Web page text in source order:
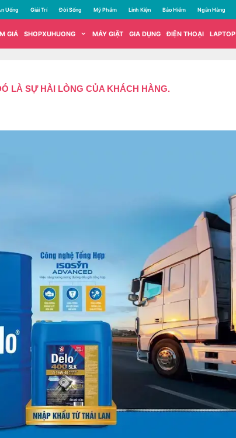
Uống Giải Trí Đời Sống Mỹ Phẩm Linh Kiện Bảo Hiểm Ngân Hàng
GIÁ SHOPXUHUONG MÁY GIẶT GIA DỤNG ĐIỆN THOẠI LAPTOP
LÀ SỰ HÀI LÒNG CỦA KHÁCH HÀNG.